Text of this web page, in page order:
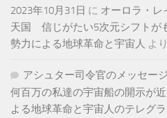
2023年10月31日 に オーロラ・
天国 信じがたい5次元シフトが
勢力による地球革命と宇宙人 より
アシュター司令官のメッセ
何百万の私達の宇宙船の開示が
よる地球革命と宇宙人のテレグ